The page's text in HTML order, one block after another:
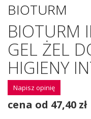
BIOTURM
BIOTURM
GEL ŻEL
HIGIENY
Napisz opinię
cena od 47,40 zł